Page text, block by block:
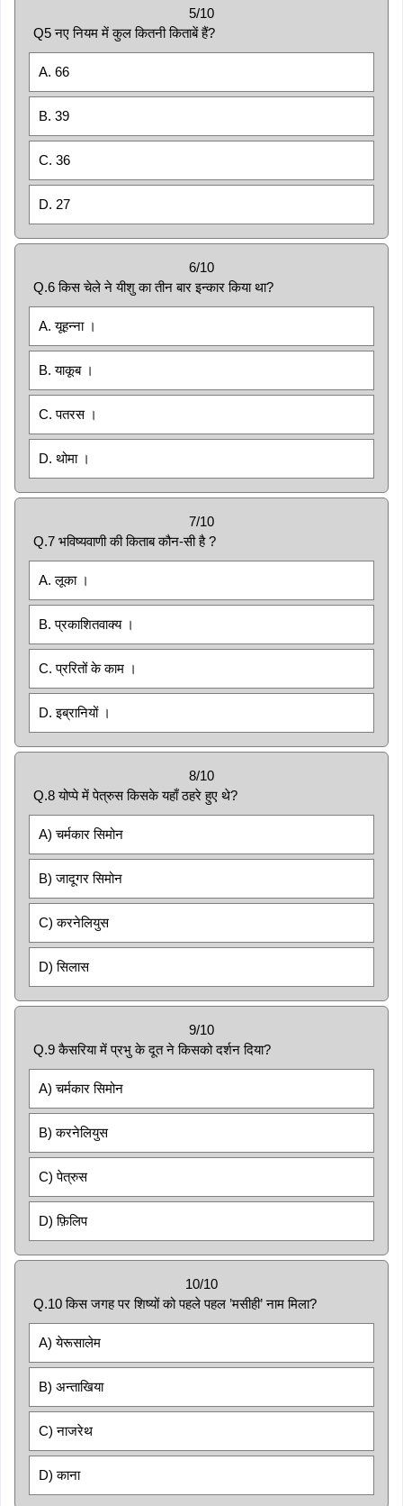
5/10
Q5 नए नियम में कुल कितनी किताबें हैं?
A. 66
B. 39
C. 36
D. 27
6/10
Q.6 किस चेले ने यीशु का तीन बार इन्कार किया था?
A. यूहन्ना ।
B. याकूब ।
C. पतरस ।
D. थोमा ।
7/10
Q.7 भविष्यवाणी की किताब कौन-सी है ?
A. लूका ।
B. प्रकाशितवाक्य ।
C. प्ररितों के काम ।
D. इब्रानियों ।
8/10
Q.8 योप्पे में पेत्रुस किसके यहाँ ठहरे हुए थे?
A) चर्मकार सिमोन
B) जादूगर सिमोन
C) करनेलियुस
D) सिलास
9/10
Q.9 कैसरिया में प्रभु के दूत ने किसको दर्शन दिया?
A) चर्मकार सिमोन
B) करनेलियुस
C) पेत्रुस
D) फ़िलिप
10/10
Q.10 किस जगह पर शिष्यों को पहले पहल ’मसीही’ नाम मिला?
A) येरूसालेम
B) अन्ताखिया
C) नाजरेथ
D) काना